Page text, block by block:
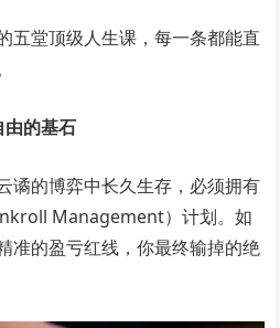
五堂顶级人生课，每一条都能直
由的基石
谲的博弈中长久生存，必须拥有
Management）计划。如
准的盈亏红线，你最终输掉的绝